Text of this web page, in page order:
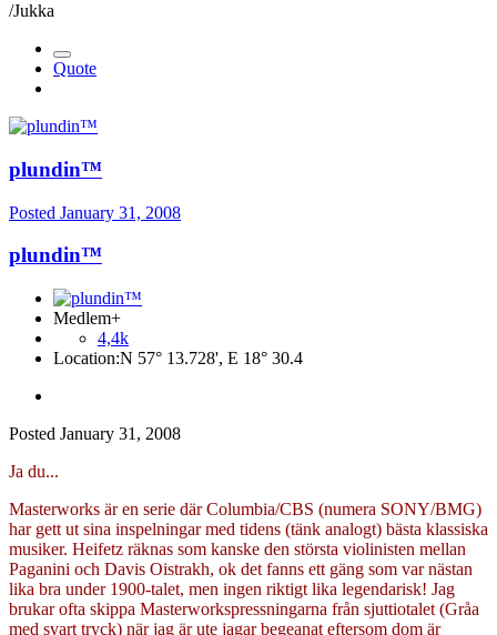
/Jukka
Quote
plundin™
Posted January 31, 2008
plundin™
Medlem+
4,4k
Location:N 57° 13.728', E 18° 30.4
Posted January 31, 2008
Ja du...
Masterworks är en serie där Columbia/CBS (numera SONY/BMG)
har gett ut sina inspelningar med tidens (tänk analogt) bästa klassiska
musiker. Heifetz räknas som kanske den största violinisten mellan
Paganini och Davis Oistrakh, ok det fanns ett gäng som var nästan
lika bra under 1900-talet, men ingen riktigt lika legendarisk! Jag
brukar ofta skippa Masterworkspressningarna från sjuttiotalet (Gråa
med svart tryck) när jag är ute jagar begeanat eftersom dom är